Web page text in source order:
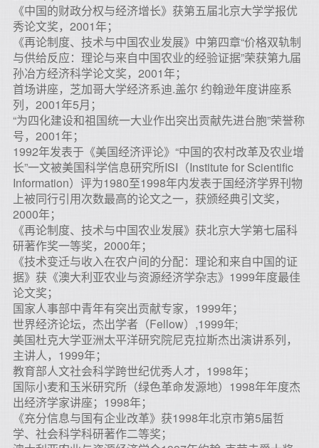
《中国的财政分权与经济增长》获第五届北京大学学报优
秀论文奖，2001年；
《再论制度、技术与中国农业发展》中第四章“价格双轨制
与供给反应：理论与来自中国农业的经验证据”荣获第九届
孙冶方经济科学论文奖，2001年；
首场讲座，芝加哥大学经济系迪.盖尔 约翰逊年度讲座系
列，2001年5月；
“为四化建设和祖国统一大业作出突出贡献先进台胞”荣誉称
号，2001年；
1992年发表于《美国经济评论》“中国的农村改革及农业增
长”一文被美国科学信息研究所ISI（Institute for Scientific
Information）评为1980至1998年内发表于国经济学界刊物
上被同行引用次数最高的论文之一，获颁经典引文奖，
2000年；
《再论制度、技术与中国农业发展》获北京大学第七届科
研著作奖一等奖，2000年；
《技术变迁与收入在农户间的分配：理论和来自中国的证
据》获《澳大利亚农业与资源经济学杂志》1999年度最佳
论文奖；
国家人事部中青年有突出贡献专家，1999年；
世界经济论坛，杰出学者（Fellow）,1999年;
美国杜克大学亚洲太平洋研究院尼克拉斯杰出演讲系列，
主讲人，1999年；
教育部人文社会科学跨世纪优秀人才，1998年；
国际小麦和玉米研究所（绿色革命发源地）1998年年度杰
出经济学家讲座；1998年；
《充分信息与国有企业改革》获1998年北京市第5届哲
学、社会科学科研著作二等奖；